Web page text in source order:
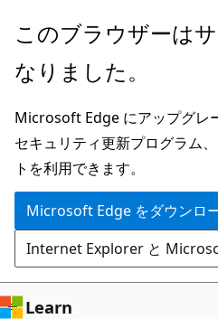
メ
ン
ン
テ
ン
ツ
に
ス
キ
ッ
このブラウザーは
なりました。
Microsoft Edge にアップグレ
セキュリティ更新プログラム
トを利用できます。
Microsoft Edge をダウンロ
Internet Explorer と
Learn